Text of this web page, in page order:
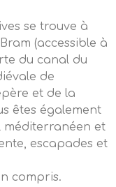
se trouve à
(accessible à
du canal du
de
et de la
êtes également
méditerranéen et
escapades et
compris.